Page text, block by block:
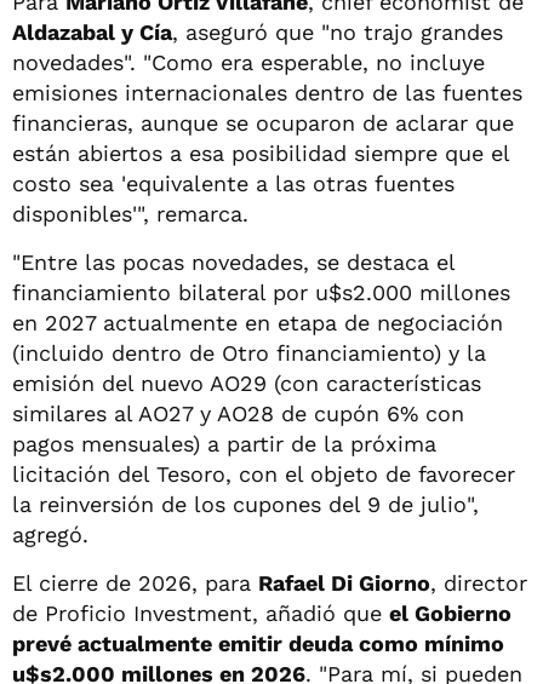
Aldazabal y Cía, aseguró que "no trajo grandes
novedades". "Como era esperable, no incluye
emisiones internacionales dentro de las fuentes
financieras, aunque se ocuparon de aclarar que
están abiertos a esa posibilidad siempre que el
costo sea 'equivalente a las otras fuentes
disponibles'", remarca.
"Entre las pocas novedades, se destaca el
financiamiento bilateral por u$s2.000 millones
en 2027 actualmente en etapa de negociación
(incluido dentro de Otro financiamiento) y la
emisión del nuevo AO29 (con características
similares al AO27 y AO28 de cupón 6% con
pagos mensuales) a partir de la próxima
licitación del Tesoro, con el objeto de favorecer
la reinversión de los cupones del 9 de julio",
agregó.
El cierre de 2026, para Rafael Di Giorno, director
de Proficio Investment, añadió que el Gobierno
prevé actualmente emitir deuda como mínimo
u$s2.000 millones en 2026. "Para mí, si pueden